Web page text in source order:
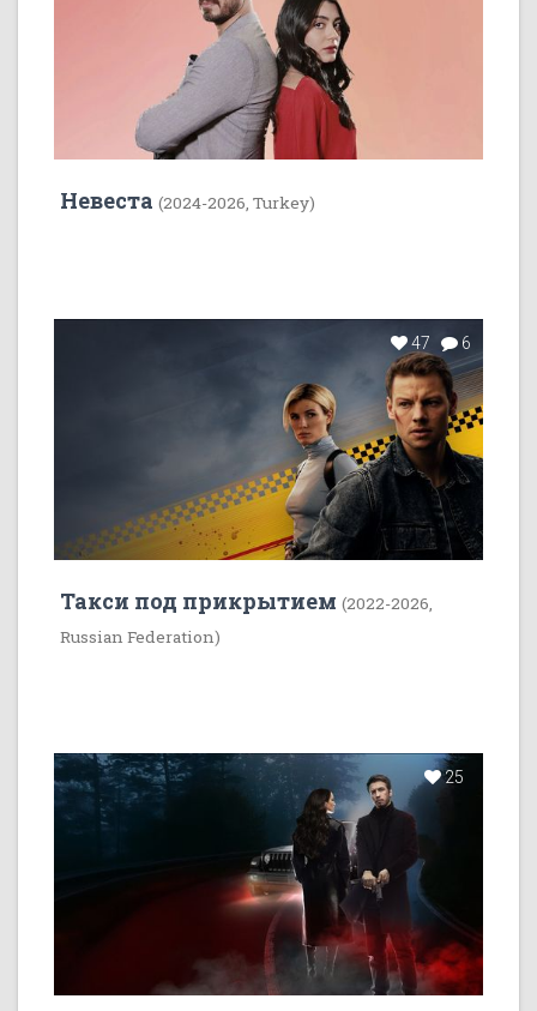
Невеста (2024-2026, Turkey)
47 6
Такси под прикрытием (2022-2026,
Russian Federation)
25